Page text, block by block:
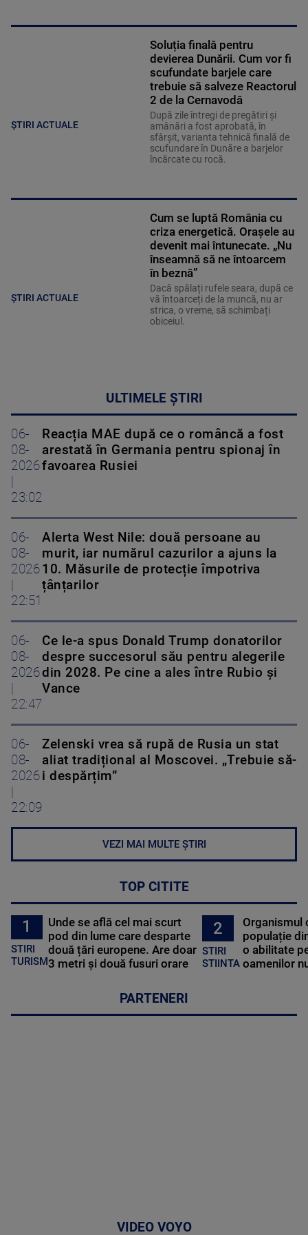
ȘTIRI ACTUALE
Soluția finală pentru
devierea Dunării. Cum vor fi
scufundate barjele care
trebuie să salveze Reactorul
2 de la Cernavodă
După zile întregi de pregătiri și
amânări a fost aprobată, în
sfârșit, varianta tehnică finală de
scufundare în Dunăre a barjelor
încărcate cu rocă.
ȘTIRI ACTUALE
Cum se luptă România cu
criza energetică. Orașele au
devenit mai întunecate. „Nu
înseamnă să ne întoarcem
în beznă”
Dacă spălați rufele seara, după ce
vă întoarceți de la muncă, nu ar
strica, o vreme, să schimbați
obiceiul.
ULTIMELE ȘTIRI
06-
08-
2026
23:02
Reacția MAE după ce o româncă a fost
arestată în Germania pentru spionaj în
favoarea Rusiei
06-
08-
2026
22:51
Alerta West Nile: două persoane au
murit, iar numărul cazurilor a ajuns la
10. Măsurile de protecție împotriva
țânțarilor
06-
08-
2026
22:47
Ce le-a spus Donald Trump donatorilor
despre succesorul său pentru alegerile
din 2028. Pe cine a ales între Rubio și
Vance
06-
08-
2026
22:09
Zelenski vrea să rupă de Rusia un stat
aliat tradițional al Moscovei. „Trebuie să-
i despărțim”
VEZI MAI MULTE ȘTIRI
TOP CITITE
1
STIRI
TURISM
Unde se află cel mai scurt
pod din lume care desparte
două țări europene. Are doar
3 metri și două fusuri orare
2
STIRI
STIINTA
Organismul
populație
o abilitate
oamenilor
PARTENERI
VIDEO VOYO